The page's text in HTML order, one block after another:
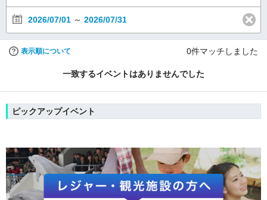
2026/07/01 ～ 2026/07/31
表示順について 0件マッチしました
一致するイベントはありませんでした
ピックアップイベント